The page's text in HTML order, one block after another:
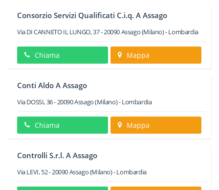
Consorzio Servizi Qualificati C.i.q. A Assago
Via DI CANNETO IL LUNGO, 37-20090Assago(Milano) -Lombardia
Chiama Mappa
Conti Aldo A Assago
Via DOSSI, 36-20090Assago(Milano) -Lombardia
Chiama Mappa
Controlli S.r.l. A Assago
Via LEVI, 52-20090Assago(Milano) -Lombardia